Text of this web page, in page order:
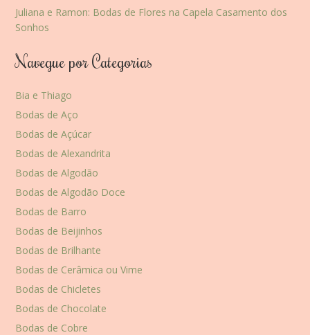
Juliana e Ramon: Bodas de Flores na Capela Casamento dos
Sonhos
Navegue por Categorias
Bia e Thiago
Bodas de Aço
Bodas de Açúcar
Bodas de Alexandrita
Bodas de Algodão
Bodas de Algodão Doce
Bodas de Barro
Bodas de Beijinhos
Bodas de Brilhante
Bodas de Cerâmica ou Vime
Bodas de Chicletes
Bodas de Chocolate
Bodas de Cobre